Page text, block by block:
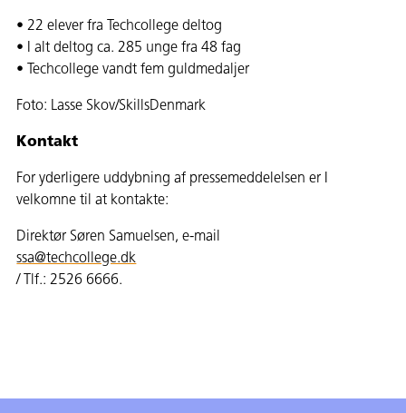
• 22 elever fra Techcollege deltog
• I alt deltog ca. 285 unge fra 48 fag
• Techcollege vandt fem guldmedaljer
Foto: Lasse Skov/SkillsDenmark
Kontakt
For yderligere uddybning af pressemeddelelsen er I
velkomne til at kontakte:
Direktør Søren Samuelsen, e-mail
ssa@techcollege.dk
/ Tlf.: 2526 6666.